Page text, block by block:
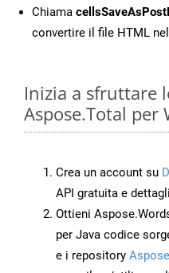
Chiama
convertire il file HTML
Inizia a sfruttare
Aspose.Total per
Crea un account su
API gratuita e
Ottieni
per Java codice
e i repository